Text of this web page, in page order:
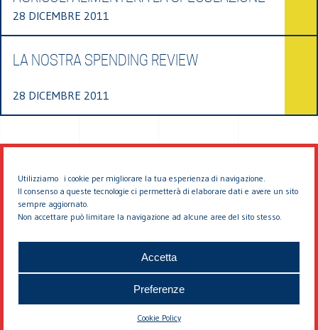
Utilizziamo i cookie per migliorare la tua esperienza di navigazione.
Il consenso a queste tecnologie ci permetterà di elaborare dati e avere un sito
sempre aggiornato.
Non accettare può limitare la navigazione ad alcune aree del sito stesso.
Accetta
Preferenze
Cookie Policy
28 DICEMBRE 2011
LA NOSTRA SPENDING REVIEW
28 DICEMBRE 2011
© 2026 EDDYBURG